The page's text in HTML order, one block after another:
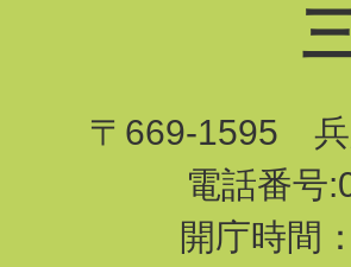
〒669-1595 兵
電話番号
開庁時間